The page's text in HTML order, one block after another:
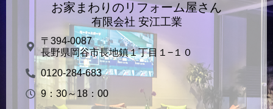
お家まわりのリフォーム屋さん
有限会社 安江工業
〒394-0087
長野県岡谷市長地鎮１丁目１−１０
0120-284-683
9：30～18：00